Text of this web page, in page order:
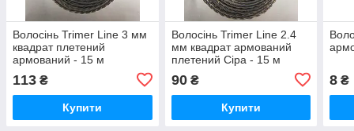
Волосінь Trimer Line 3 мм
квадрат плетений
армований - 15 м
113 ₴
Купити
Волосінь Trimer Line 2.4
мм квадрат армований
плетений Сіра - 15 м
90₴
Купити
8 ₴